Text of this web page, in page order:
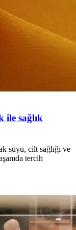
ile sağlık
suyu, cilt sağlığı ve
tercih